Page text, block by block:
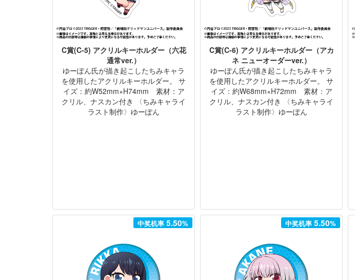
C賞(C-5) アクリルキーホルダー（六花
通常ver.）
ゆーぽん氏が描き起こしたちみキャラ
を使用したアクリルキーホルダー。 サ
イズ：約W52mm×H74mm 素材：ア
クリル、ナスカン付き 〈ちみキャライ
ラスト制作〉ゆーぽん
C賞(C-6) アクリルキーホルダー（アカ
ネ ニューオーダーver.）
ゆーぽん氏が描き起こしたちみキャラ
を使用したアクリルキーホルダー。 サ
イズ：約W68mm×H72mm 素材：ア
クリル、ナスカン付き 〈ちみキャライ
ラスト制作〉ゆーぽん
中奖机率5.50% 中奖机率5.50%